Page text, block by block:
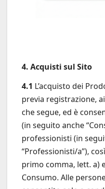
4. Acquisti sul Sito
4.1 L’acquisto dei
previa registrazione,
che segue, ed è
(in seguito anche
professionisti (in
“Professionisti/a”),
primo comma, lett. a)
Consumo. Alle